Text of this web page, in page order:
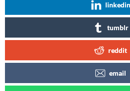
linkedin
tumblr
reddit
email